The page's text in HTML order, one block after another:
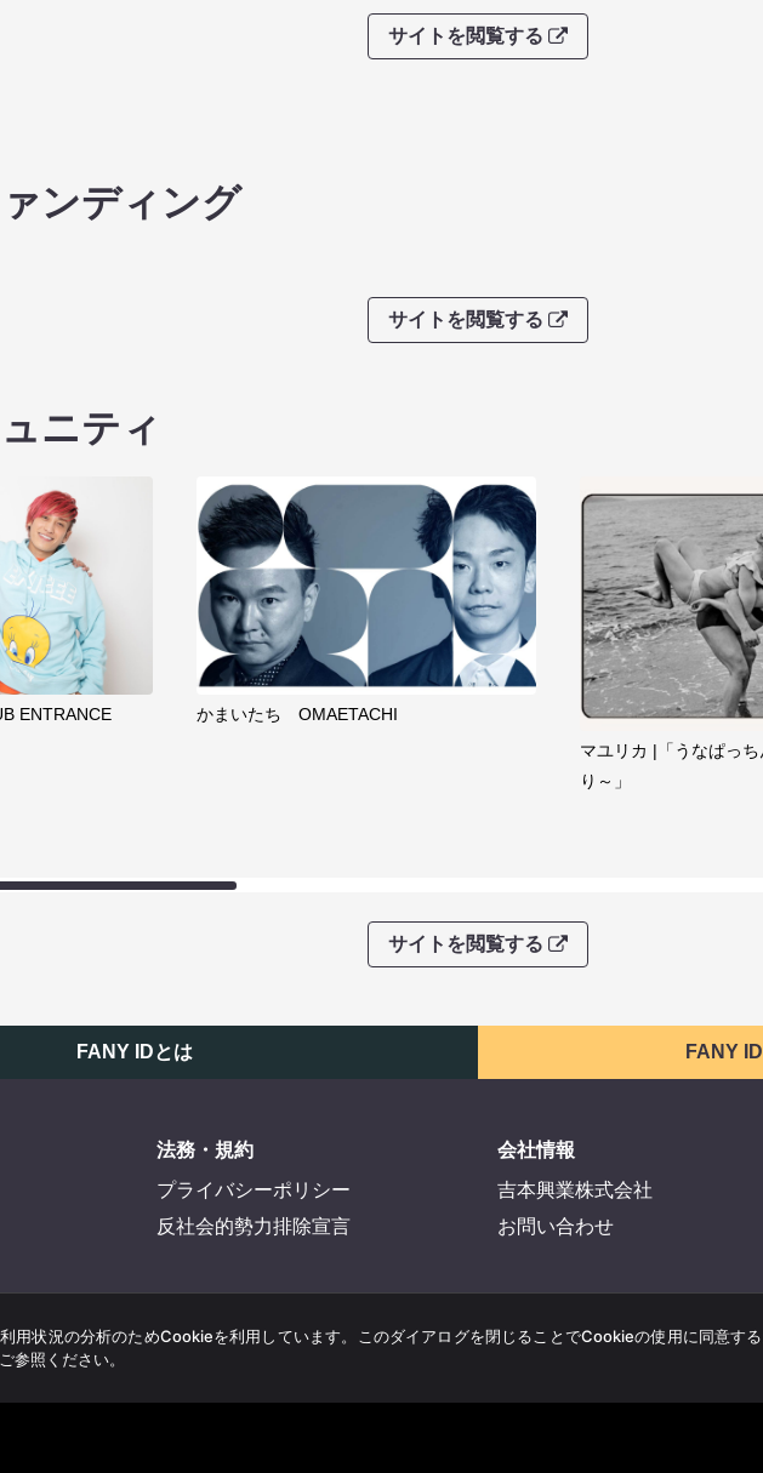
サイトを閲覧する
ンディング
サイトを閲覧する
ニティ
ENTRANCE
かまいたち OMAETACHI
マユリカ |「うなぱっ
り～」
サイトを閲覧する
FANY IDとは FANY
法務・規約
プライバシーポリシー
反社会的勢力排除宣言
会社情報
吉本興業株式会社
お問い合わせ
用状況の分析のためCookieを利用しています。このダイアログを閉じることでCookieの使用に同意する
参照ください。